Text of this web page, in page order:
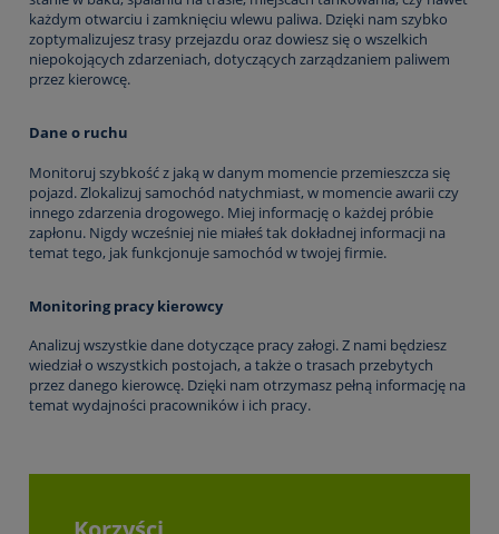
każdym otwarciu i zamknięciu wlewu paliwa. Dzięki nam szybko
zoptymalizujesz trasy przejazdu oraz dowiesz się o wszelkich
niepokojących zdarzeniach, dotyczących zarządzaniem paliwem
przez kierowcę.
Dane o ruchu
Monitoruj szybkość z jaką w danym momencie przemieszcza się
pojazd. Zlokalizuj samochód natychmiast, w momencie awarii czy
innego zdarzenia drogowego. Miej informację o każdej próbie
zapłonu. Nigdy wcześniej nie miałeś tak dokładnej informacji na
temat tego, jak funkcjonuje samochód w twojej firmie.
Monitoring pracy kierowcy
Analizuj wszystkie dane dotyczące pracy załogi. Z nami będziesz
wiedział o wszystkich postojach, a także o trasach przebytych
przez danego kierowcę. Dzięki nam otrzymasz pełną informację na
temat wydajności pracowników i ich pracy.